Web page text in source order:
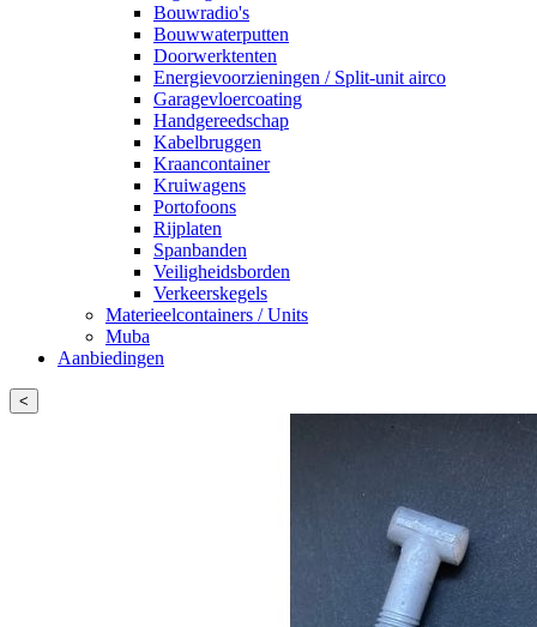
Bouwradio's
Bouwwaterputten
Doorwerktenten
Energievoorzieningen / Split-unit airco
Garagevloercoating
Handgereedschap
Kabelbruggen
Kraancontainer
Kruiwagens
Portofoons
Rijplaten
Spanbanden
Veiligheidsborden
Verkeerskegels
Materieelcontainers / Units
Muba
Aanbiedingen
<